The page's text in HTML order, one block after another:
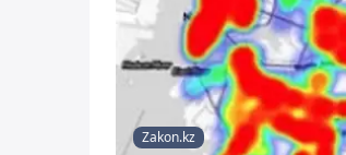
Zakon.kz